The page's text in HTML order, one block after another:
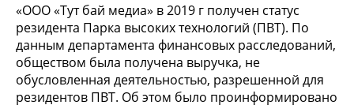
«ООО «Тут бай медиа» в 2019 г получен статус
резидента Парка высоких технологий (ПВТ). По
данным департамента финансовых расследований,
обществом была получена выручка, не
обусловленная деятельностью, разрешенной для
резидентов ПВТ. Об этом было проинформировано